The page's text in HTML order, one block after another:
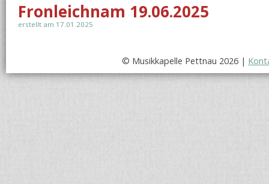
Fronleichnam 19.06.2025
erstellt am 17.01.2025
© Musikkapelle Pettnau 2026 |